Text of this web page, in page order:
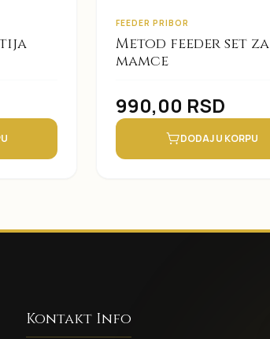
FEEDER PRIBOR
Metod feeder set za
mamce
990,00 RSD
DODAJ U KORPU
Kontakt Info